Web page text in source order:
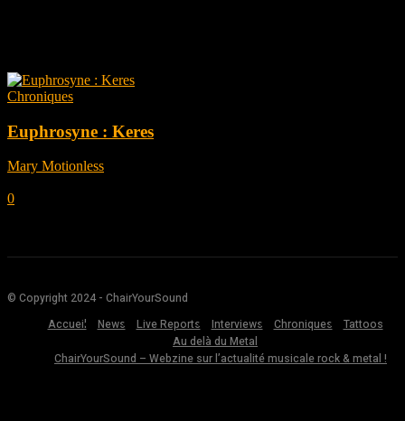
Chroniques
Euphrosyne : Keres
Mary Motionless
0
© Copyright 2024 - ChairYourSound
Accueil
News Live Reports Interviews Chroniques
Tattoos
Au delà du Metal
ChairYourSound – Webzine sur l’actualité musicale rock & metal !